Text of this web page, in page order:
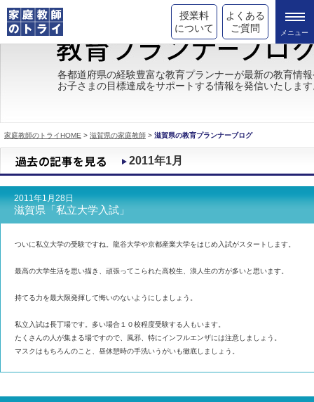
授業料
について
よくある
ご質問
トライの教育理念
成績が上がる理由
都道府県別情報
合格体験談
キャンペーン情報
各都道府県の経験豊富な教育プランナーが最新の教育情
お子さまの目標達成をサポートする情報を発信いたしま
家庭教師のトライHOME > 滋賀県の家庭教師 > 滋賀県の教育プランナーブログ
2011年1月
2011年1月28日
滋賀県「私立大学入試」
ついに私立大学の受験ですね。龍谷大学や京都産業大学をはじめ入試がスタートします。
最高の大学生活を思い描き、頑張ってこられた高校生、浪人生の方が多いと思います。
持てる力を最大限発揮して悔いのないようにしましょう。
私立入試は長丁場です。多い場合１０校程度受験する人もいます。
たくさんの人が集まる場ですので、風邪、特にインフルエンザには注意しましょう。
マスクはもちろんのこと、昼休憩時の手洗いうがいも徹底しましょう。